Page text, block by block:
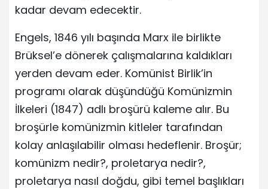
kadar devam edecektir.
Engels, 1846 yılı başında Marx ile birlikte
Brüksel’e dönerek çalışmalarına kaldıkları
yerden devam eder. Komünist Birlik’in
programı olarak düşündüğü Komünizmin
İlkeleri (1847) adlı broşürü kaleme alır. Bu
broşürle komünizmin kitleler tarafından
kolay anlaşılabilir olması hedeflenir. Broşür;
komünizm nedir?, proletarya nedir?,
proletarya nasıl doğdu, gibi temel başlıkları